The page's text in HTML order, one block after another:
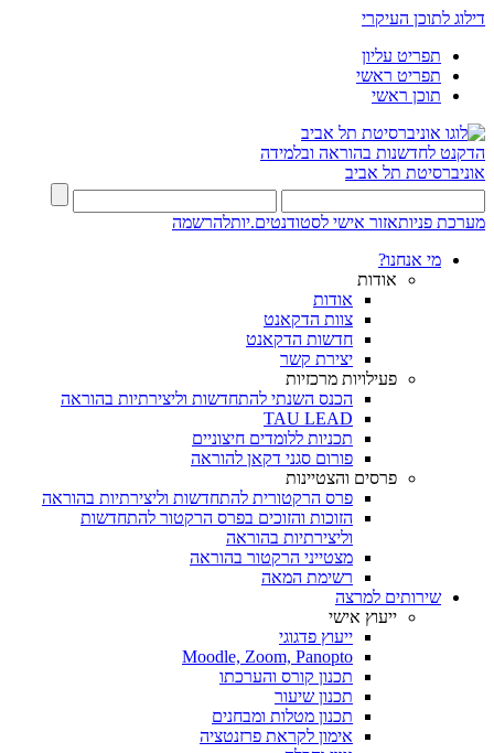
דילוג לתוכן העיקרי
תפריט עליון
תפריט ראשי
תוכן ראשי
הדקנט לחדשנות בהוראה ובלמידה
אוניברסיטת תל אביב
מערכת פניותאזור אישי לסטודנטים.יותלהרשמה
מי אנחנו?
אודות
אודות
צוות הדקאנט
חדשות הדקאנט
יצירת קשר
פעילויות מרכזיות
הכנס השנתי להתחדשות וליצירתיות בהוראה
TAU LEAD
תכניות ללומדים חיצוניים
פורום סגני דקאן להוראה
פרסים והצטיינות
פרס הרקטורית להתחדשות וליצירתיות בהוראה
הזוכות והזוכים בפרס הרקטור להתחדשות
וליצירתיות בהוראה
מצטייני הרקטור בהוראה
רשימת המאה
שירותים למרצה
ייעוץ אישי
ייעוץ פדגוגי
Moodle, Zoom, Panopto
תכנון קורס והערכתו
תכנון שיעור
תכנון מטלות ומבחנים
אימון לקראת פרזנטציה